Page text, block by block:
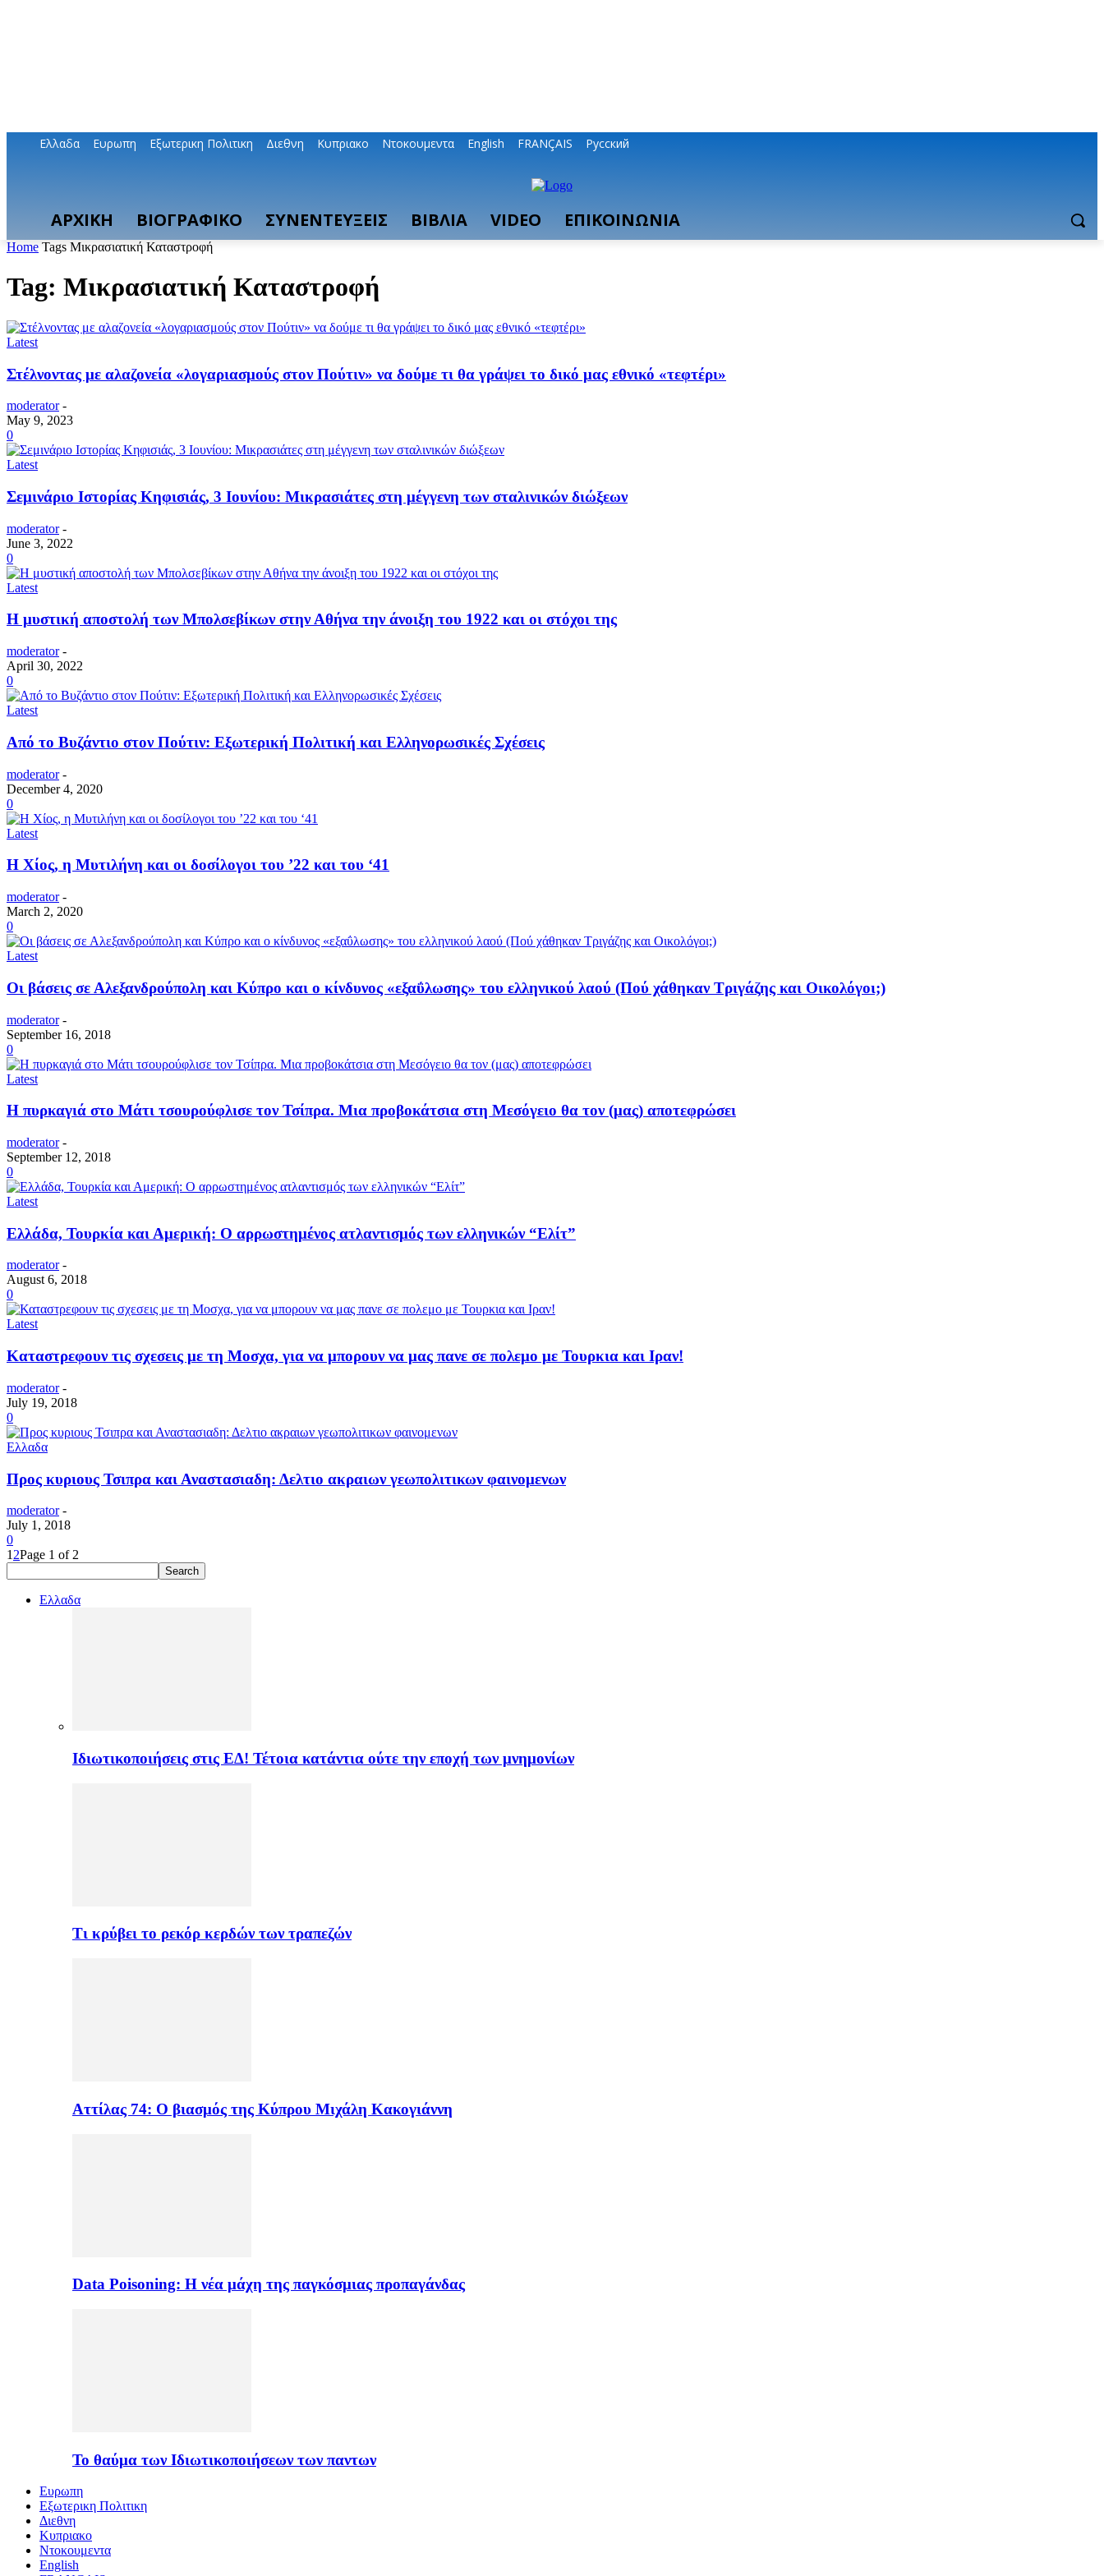
Ελλαδα Ευρωπη Εξωτερικη Πολιτικη Διεθνη Κυπριακο Ντοκουμεντα English FRANÇAIS Русский
ΑΡΧΙΚΗ ΒΙΟΓΡΑΦΙΚΟ ΣΥΝΕΝΤΕΥΞΕΙΣ ΒΙΒΛΙΑ VIDEO ΕΠΙΚΟΙΝΩΝΙΑ
Home Tags Μικρασιατική Καταστροφή
Tag: Μικρασιατική Καταστροφή
Latest
Στέλνοντας με αλαζονεία «λογαριασμούς στον Πούτιν» να δούμε τι θα γράψει το δικό μας εθνικό «τεφτέρι»
moderator -
May 9, 2023
0
Latest
Σεμινάριο Ιστορίας Κηφισιάς, 3 Ιουνίου: Μικρασιάτες στη μέγγενη των σταλινικών διώξεων
moderator -
June 3, 2022
0
Latest
Η μυστική αποστολή των Μπολσεβίκων στην Αθήνα την άνοιξη του 1922 και οι στόχοι της
moderator -
April 30, 2022
0
Latest
Από το Βυζάντιο στον Πούτιν: Eξωτερική Πολιτική και Ελληνορωσικές Σχέσεις
moderator -
December 4, 2020
0
Latest
Η Χίος, η Μυτιλήνη και οι δοσίλογοι του ’22 και του ‘41
moderator -
March 2, 2020
0
Latest
Οι βάσεις σε Αλεξανδρούπολη και Κύπρο και ο κίνδυνος «εξαΰλωσης» του ελληνικού λαού (Πού χάθηκαν Τριγάζης και Οικολόγοι;)
moderator -
September 16, 2018
0
Latest
H πυρκαγιά στο Μάτι τσουρούφλισε τον Τσίπρα. Μια προβοκάτσια στη Μεσόγειο θα τον (μας) αποτεφρώσει
moderator -
September 12, 2018
0
Latest
Ελλάδα, Τουρκία και Αμερική: Ο αρρωστημένος ατλαντισμός των ελληνικών “Ελίτ”
moderator -
August 6, 2018
0
Latest
Καταστρεφουν τις σχεσεις με τη Μοσχα, για να μπορουν να μας πανε σε πολεμο με Τουρκια και Ιραν!
moderator -
July 19, 2018
0
Ελλαδα
Προς κυριους Τσιπρα και Αναστασιαδη: Δελτιο ακραιων γεωπολιτικων φαινομενων
moderator -
July 1, 2018
0
1 2Page 1 of 2
Ελλαδα
Ιδιωτικοποιήσεις στις ΕΔ! Τέτοια κατάντια ούτε την εποχή των μνημονίων
Τι κρύβει το ρεκόρ κερδών των τραπεζών
Αττίλας 74: Ο βιασμός της Κύπρου Μιχάλη Κακογιάννη
Data Poisoning: Η νέα μάχη της παγκόσμιας προπαγάνδας
Το θαύμα των Ιδιωτικοποιήσεων των παντων
Ευρωπη
Εξωτερικη Πολιτικη
Διεθνη
Κυπριακο
Ντοκουμεντα
English